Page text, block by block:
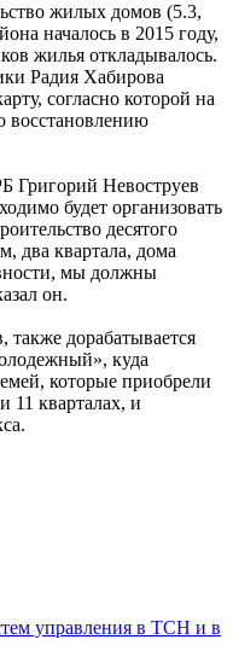
жилых домов (5.3,
началось в 2015 году,
жилья откладывалось.
Радия Хабирова
согласно которой на
восстановлению
Григорий Невоструев
будет организовать
десятого
два квартала, дома
мы должны
он.
также дорабатывается
куда
которые приобрели
кварталах, и
управления в ТСН и в